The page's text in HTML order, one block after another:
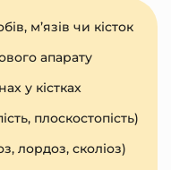
м’язів чи кісток
апарату
у кістках
плоскостопість)
лордоз, сколіоз)